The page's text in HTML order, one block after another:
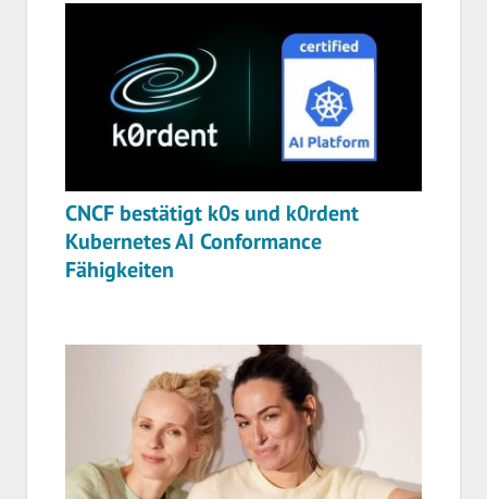
CNCF bestätigt k0s und k0rdent
Kubernetes AI Conformance
Fähigkeiten